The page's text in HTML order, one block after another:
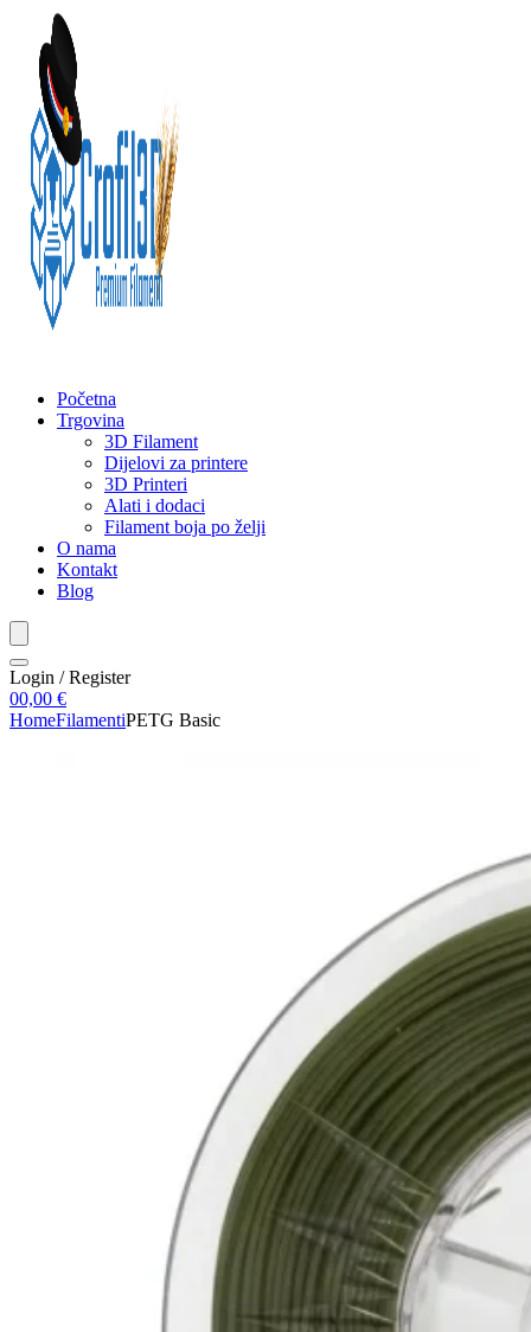
Početna
Trgovina
3D Filament
Dijelovi za printere
3D Printeri
Alati i dodaci
Filament boja po želji
O nama
Kontakt
Blog
Login / Register
00,00 €
HomeFilamentiPETG Basic